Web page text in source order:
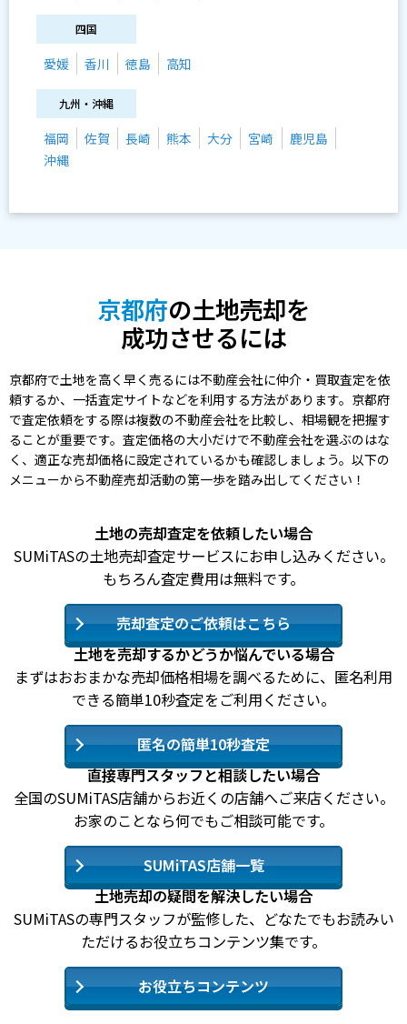
四国
愛媛 香川 徳島 高知
九州・沖縄
福岡 佐賀 長崎 熊本 大分 宮崎
鹿児島
沖縄
京都府の土地売却を
成功させるには
京都府で土地を高く早く売るには不動産会社に仲介・買取査定を依
頼するか、一括査定サイトなどを利用する方法があります。京都府
で査定依頼をする際は複数の不動産会社を比較し、相場観を把握す
ることが重要です。査定価格の大小だけで不動産会社を選ぶのはな
く、適正な売却価格に設定されているかも確認しましょう。以下の
メニューから不動産売却活動の第一歩を踏み出してください！
土地の売却査定を依頼したい場合
SUMiTASの土地売却査定サービスにお申し込みください。
もちろん査定費用は無料です。
売却査定のご依頼はこちら
土地を売却するかどうか悩んでいる場合
まずはおおまかな売却価格相場を調べるために、匿名利用
できる簡単10秒査定をご利用ください。
匿名の簡単10秒査定
直接専門スタッフと相談したい場合
全国のSUMiTAS店舗からお近くの店舗へご来店ください。
お家のことなら何でもご相談可能です。
SUMiTAS店舗一覧
土地売却の疑問を解決したい場合
SUMiTASの専門スタッフが監修した、どなたでもお読みい
ただけるお役立ちコンテンツ集です。
お役立ちコンテンツ